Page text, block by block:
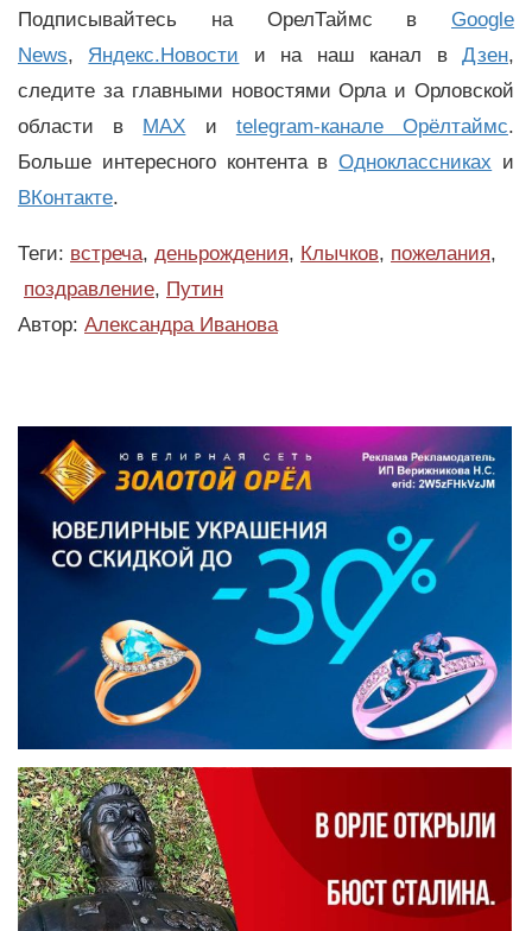
Подписывайтесь на ОрелТаймс в Google
News, Яндекс.Новости и на наш канал вДзен,
следите за главными новостями Орла и Орловской
области в MAX и telegram-канале Орёлтаймс.
Больше интересного контента вОдноклассниках и
ВКонтакте.
Теги: встреча, деньрождения, Клычков, пожелания,
поздравление, Путин
Автор: Александра Иванова